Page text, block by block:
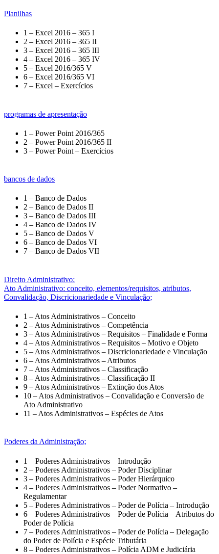
Planilhas
1 – Excel 2016 – 365 I
2 – Excel 2016 – 365 II
3 – Excel 2016 – 365 III
4 – Excel 2016 – 365 IV
5 – Excel 2016/365 V
6 – Excel 2016/365 VI
7 – Excel – Exercícios
programas de apresentação
1 – Power Point 2016/365
2 – Power Point 2016/365 II
3 – Power Point – Exercícios
bancos de dados
1 – Banco de Dados
2 – Banco de Dados II
3 – Banco de Dados III
4 – Banco de Dados IV
5 – Banco de Dados V
6 – Banco de Dados VI
7 – Banco de Dados VII
Direito Administrativo:
Ato Administrativo: conceito, elementos/requisitos, atributos,
Convalidação, Discricionariedade e Vinculação;
1 – Atos Administrativos – Conceito
2 – Atos Administrativos – Competência
3 – Atos Administrativos – Requisitos – Finalidade e Forma
4 – Atos Administrativos – Requisitos – Motivo e Objeto
5 – Atos Administrativos – Discricionariedade e Vinculação
6 – Atos Administrativos – Atributos
7 – Atos Administrativos – Classificação
8 – Atos Administrativos – Classificação II
9 – Atos Administrativos – Extinção dos Atos
10 – Atos Administrativos – Convalidação e Conversão de
Ato Administrativo
11 – Atos Administrativos – Espécies de Atos
Poderes da Administração;
1 – Poderes Administrativos – Introdução
2 – Poderes Administrativos – Poder Disciplinar
3 – Poderes Administrativos – Poder Hierárquico
4 – Poderes Administrativos – Poder Normativo –
Regulamentar
5 – Poderes Administrativos – Poder de Polícia – Introdução
6 – Poderes Administrativos – Poder de Polícia – Atributos do
Poder de Polícia
7 – Poderes Administrativos – Poder de Polícia – Delegação
do Poder de Polícia e Espécie Tributária
8 – Poderes Administrativos – Polícia ADM e Judiciária